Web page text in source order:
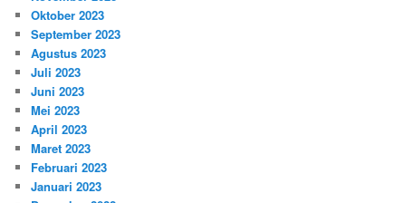
Oktober 2023
September 2023
Agustus 2023
Juli 2023
Juni 2023
Mei 2023
April 2023
Maret 2023
Februari 2023
Januari 2023